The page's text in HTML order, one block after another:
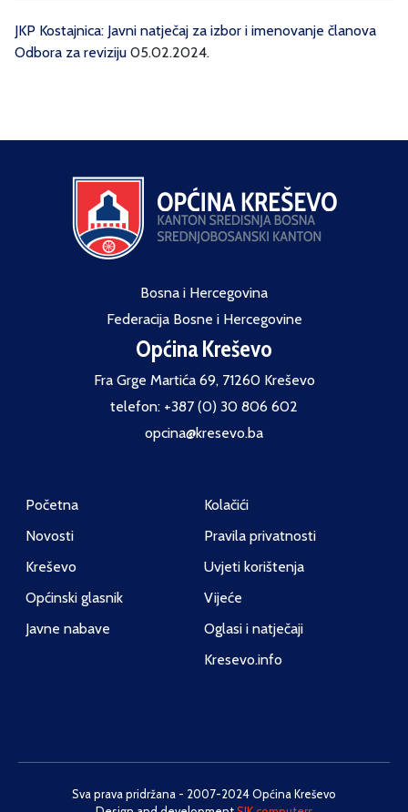
JKP Kostajnica: Javni natječaj za izbor i imenovanje članova
Odbora za reviziju 05.02.2024.
Bosna i Hercegovina
Federacija Bosne i Hercegovine
Općina Kreševo
Fra Grge Martića 69, 71260 Kreševo
telefon: +387 (0) 30 806 602
opcina@kresevo.ba
Početna
Novosti
Kreševo
Općinski glasnik
Javne nabave
Kolačići
Pravila privatnosti
Uvjeti korištenja
Vijeće
Oglasi i natječaji
Kresevo.info
Sva prava pridržana - 2007-2024 Općina Kreševo